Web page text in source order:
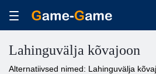
Lahinguvälja kõvajoon
Alternatiivsed nimed: Lahinguvälja